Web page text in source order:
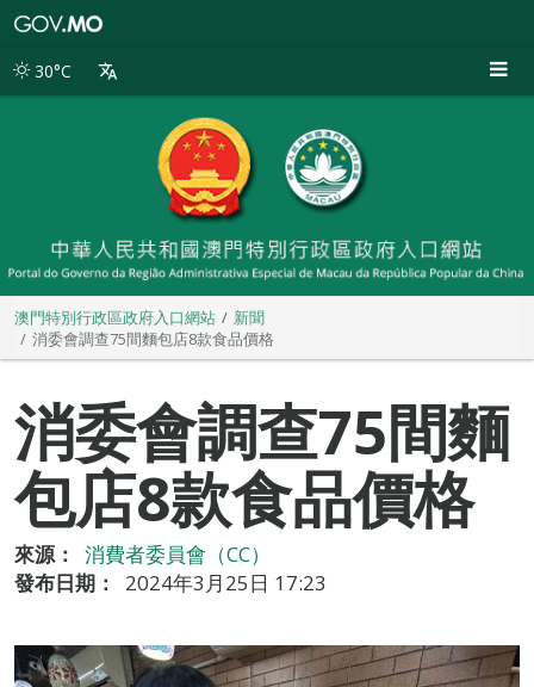
別
30°C
澳門特別行政區政府入口網站
新聞
消委會調查75間麵包店8款食品價格
消委會調查75間麵
包店8款食品價格
來源：
消費者委員會（CC）
發布日期：
2024年3月25日 17:23